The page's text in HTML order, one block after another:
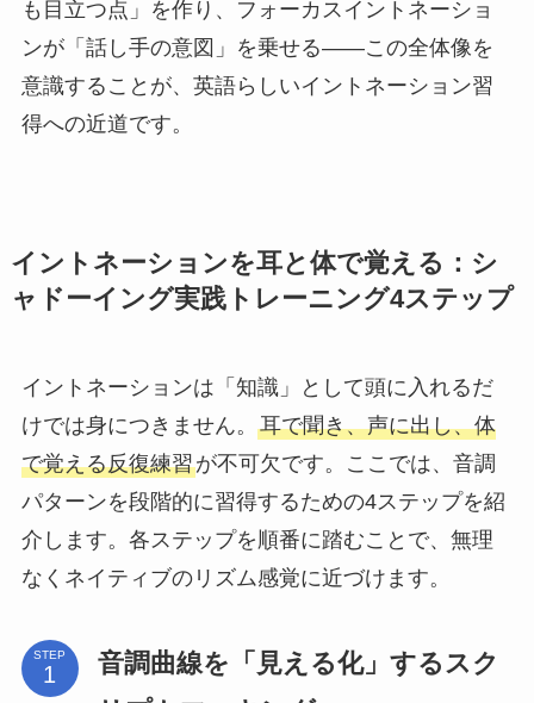
も目立つ点」を作り、フォーカスイントネーショ
ンが「話し手の意図」を乗せる——この全体像を
意識することが、英語らしいイントネーション習
得への近道です。
イントネーションを耳と体で覚える：シ
ャドーイング実践トレーニング4ステップ
イントネーションは「知識」として頭に入れるだ
けでは身につきません。 耳で聞き、声に出し、体
で覚える反復練習が不可欠です。ここでは、音調
パターンを段階的に習得するための4ステップを紹
介します。各ステップを順番に踏むことで、無理
なくネイティブのリズム感覚に近づけます。
STEP
音調曲線を「見える化」するスク